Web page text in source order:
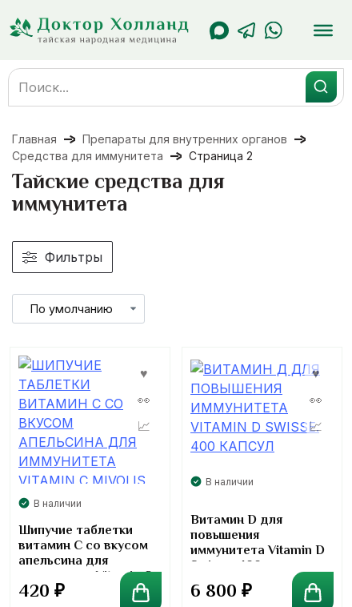
содержанию
Search
for:
Главная
Препараты для внутренних органов
Средства для иммунитета
Страница 2
Тайские средства для
иммунитета
Фильтры
В наличии
Шипучие таблетки
витамин C со вкусом
апельсина для
иммунитета Vitamin C
Mivolis
420 ₽
В наличии
Витамин D для
повышения
иммунитета Vitamin D
Swisse. 400 капсул
6 800 ₽